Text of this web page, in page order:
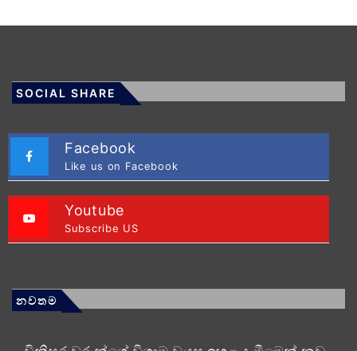
SOCIAL SHARE
Facebook
Like us on Facebook
Youtube
Subscribe US
නවතම